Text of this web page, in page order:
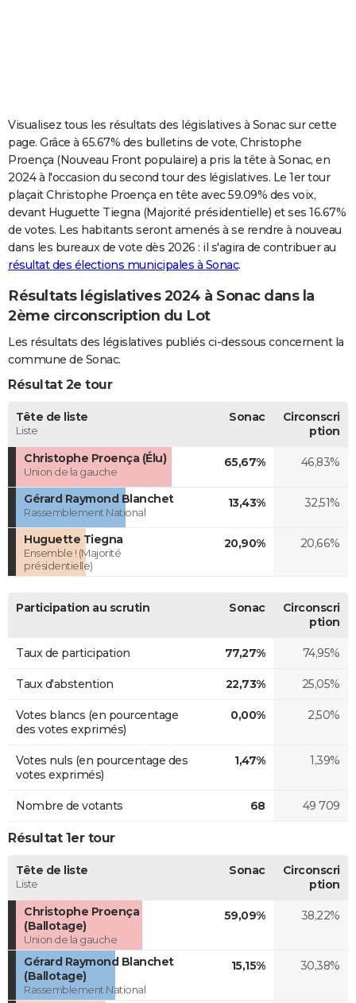
Carte de Noël
Carte Bonne année
Carte Saint-Valentin
Carte Pâques
Carte d'anniversaire
DICTIONNAIRE
Dictionnaire
Biographies
Citations
Expressions
Proverbes
PROGRAMME TV
COPAINS D'AVANT
S'inscrire
Se connecter
Lycées
Collèges
Primaires
Universités
Entreprises
Service militaire
Avis de recherche
AVIS DE DÉCÈS
Visualisez tous les résultats des législatives à Sonac sur cette
page. Grâce à 65.67% des bulletins de vote, Christophe
Proença (Nouveau Front populaire) a pris la tête à Sonac, en
2024 à l'occasion du second tour des législatives. Le 1er tour
plaçait Christophe Proença en tête avec 59.09% des voix,
devant Huguette Tiegna (Majorité présidentielle) et ses 16.67%
de votes. Les habitants seront amenés à se rendre à nouveau
dans les bureaux de vote dès 2026 : il s'agira de contribuer au
résultat des élections municipales à Sonac.
Résultats législatives 2024 à Sonac dans la
2ème circonscription du Lot
Les résultats des législatives publiés ci-dessous concernent la
commune de Sonac.
Résultat 2e tour
Tête de liste
Liste
Sonac
Circonscri
ption
Christophe Proença (Élu)
Union de la gauche
65,67% 46,83%
Gérard Raymond Blanchet
Rassemblement National
13,43% 32,51%
Huguette Tiegna
Ensemble ! (Majorité
présidentielle)
20,90% 20,66%
Participation au scrutin Sonac
Circonscri
ption
Taux de participation 77,27% 74,95%
Taux d'abstention 22,73% 25,05%
Votes blancs (en pourcentage
des votes exprimés)
0,00% 2,50%
Votes nuls (en pourcentage des
votes exprimés)
1,47% 1,39%
Nombre de votants 68 49 709
Résultat 1er tour
Tête de liste
Liste
Sonac
Circonscri
ption
Christophe Proença
(Ballotage)
Union de la gauche
59,09% 38,22%
Gérard Raymond Blanchet
(Ballotage)
Rassemblement National
15,15% 30,38%